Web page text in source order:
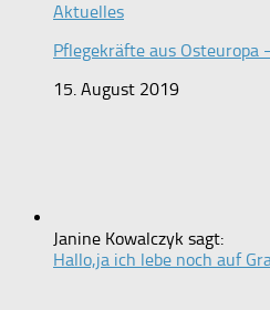
Aktuelles
Pflegekräfte aus Osteuropa
15. August 2019
Janine Kowalczyk sagt:
Hallo,ja ich lebe noch auf